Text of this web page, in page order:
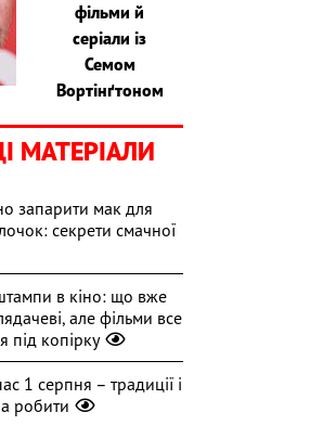
фільми й
серіали із
Семом
Вортінґтоном
МАТЕРІАЛИ
запарити мак для
секрети смачної
в кіно: що вже
але фільми все
під копірку
1 серпня – традиції і
робити